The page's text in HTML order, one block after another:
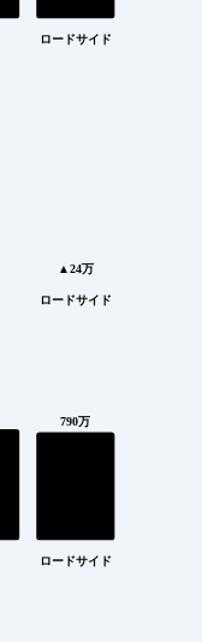
ロードサイド
▲24万
ロードサイド
790万
ロードサイド